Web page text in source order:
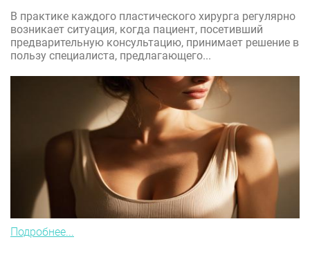
В практике каждого пластического хирурга регулярно
возникает ситуация, когда пациент, посетивший
предварительную консультацию, принимает решение в
пользу специалиста, предлагающего...
Подробнее...